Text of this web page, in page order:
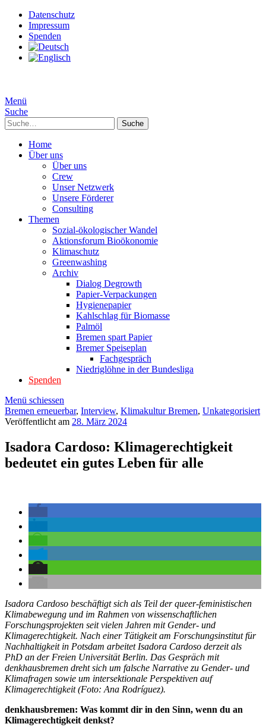
Datenschutz
Impressum
Spenden
Menü
Suche
Suche
Home
Über uns
Über uns
Crew
Unser Netzwerk
Unsere Förderer
Consulting
Themen
Sozial-ökologischer Wandel
Aktionsforum Bioökonomie
Klimaschutz
Greenwashing
Archiv
Dialog Degrowth
Papier-Verpackungen
Hygienepapier
Kahlschlag für Biomasse
Palmöl
Bremen spart Papier
Bremer Speiseplan
Fachgespräch
Niedriglöhne in der Bundesliga
Spenden
Menü schiessen
Bremen erneuerbar, Interview, Klimakultur Bremen, Unkategorisiert
Veröffentlicht am 28. März 2024
Isadora Cardoso: Klimagerechtigkeit
bedeutet ein gutes Leben für alle
Isadora Cardoso beschäftigt sich als Teil der queer-feministischen
Klimabewegung und im Rahmen von wissenschaftlichen
Forschungsprojekten seit vielen Jahren mit Gender- und
Klimagerechtigkeit. Nach einer Tätigkeit am Forschungsinstitut für
Nachhaltigkeit in Potsdam arbeitet Isadora Cardoso derzeit als
PhD an der Freien Universität Berlin. Das Gespräch mit
denkhausbremen dreht sich um falsche Narrative zu Gender- und
Klimafragen sowie um intersektionale Perspektiven auf
Klimagerechtigkeit (Foto: Ana Rodríguez).
denkhausbremen: Was kommt dir in den Sinn, wenn du an
Klimagerechtigkeit denkst?